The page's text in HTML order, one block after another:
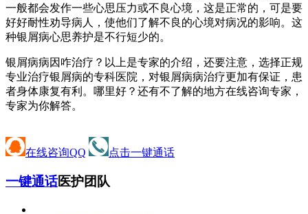
一般都会发作一些心思压力或不良心境，这是正常的，可是要
好好耐性劝导病人，使他们了解不良的心境对病况的影响。这
种银屑病心思养护是不行短少的。
银屑病病因咋治疗？以上是专家的介绍，还要注意，选择正规
专业治疗银屑病的专科医院，对银屑病病治疗更加有保证，患
者身体康复有利。哪里好？还有不了解的地方在线咨询专家，
专家为你解答。
在线咨询QQ 点击一键通话
一键通话医护团队